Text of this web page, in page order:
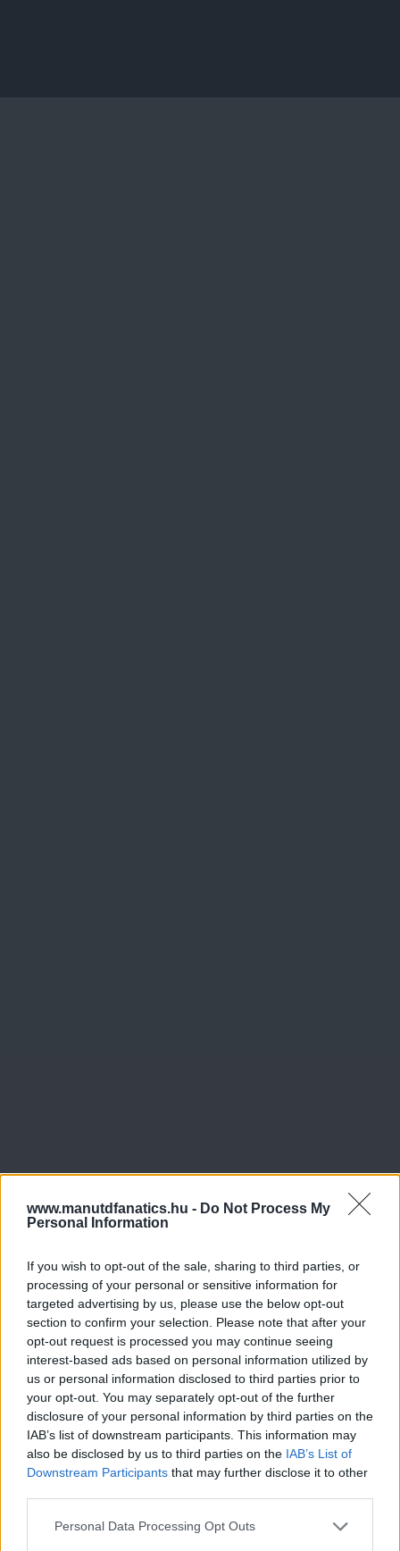
www.manutdfanatics.hu - Do Not Process My
Personal Information
If you wish to opt-out of the sale, sharing to third parties, or
processing of your personal or sensitive information for
targeted advertising by us, please use the below opt-out
section to confirm your selection. Please note that after your
opt-out request is processed you may continue seeing
interest-based ads based on personal information utilized by
us or personal information disclosed to third parties prior to
your opt-out. You may separately opt-out of the further
disclosure of your personal information by third parties on the
IAB’s list of downstream participants. This information may
also be disclosed by us to third parties on the IAB’s List of
Downstream Participants that may further disclose it to other
Please note that this website/app uses one or more Google
Personal Data Processing Opt Outs